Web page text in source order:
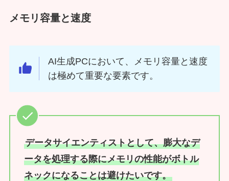
メモリ容量と速度
AI生成PCにおいて、メモリ容量と速度
は極めて重要な要素です。
データサイエンティストとして、膨大なデ
ータを処理する際にメモリの性能がボトル
ネックになることは避けたいです。